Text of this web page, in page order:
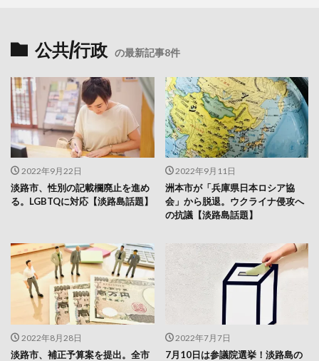
公共/行政 の最新記事8件
2022年9月22日
淡路市、性別の記載欄廃止を進め
る。LGBTQに対応【淡路島話題】
2022年9月11日
洲本市が「兵庫県日本ロシア協
会」から脱退。ウクライナ侵攻へ
の抗議【淡路島話題】
2022年8月28日
淡路市、補正予算案を提出。全市
2022年7月7日
7月10日は参議院選挙！淡路島の